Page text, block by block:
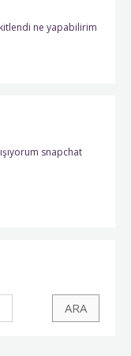
ne yapabilirim
snapchat